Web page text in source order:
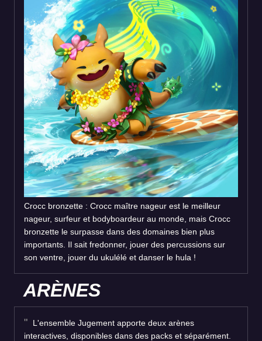
Crocc bronzette : Crocc maître nageur est le meilleur
nageur, surfeur et bodyboardeur au monde, mais Crocc
bronzette le surpasse dans des domaines bien plus
importants. Il sait fredonner, jouer des percussions sur
son ventre, jouer du ukulélé et danser le hula !
ARÈNES
L'ensemble Jugement apporte deux arènes
interactives, disponibles dans des packs et séparément.